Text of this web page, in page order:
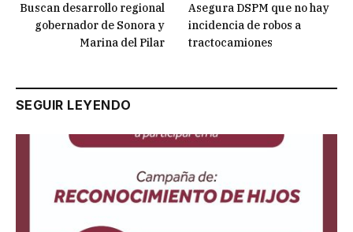
Buscan desarrollo regional
gobernador de Sonora y
Marina del Pilar
Asegura DSPM que no hay
incidencia de robos a
tractocamiones
SEGUIR LEYENDO